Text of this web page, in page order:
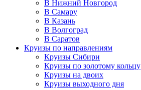
В Нижний Новгород
В Самару
В Казань
В Волгоград
В Саратов
Круизы по направлениям
Круизы Сибири
Круизы по золотому кольцу
Круизы на двоих
Круизы выходного дня